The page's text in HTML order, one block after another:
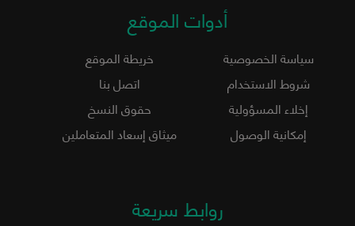
أدوات الموقع
سياسة الخصوصية
خريطة الموقع
شروط الاستخدام
اتصل بنا
إخلاء المسؤولية
حقوق النسخ
إمكانية الوصول
ميثاق إسعاد المتعاملين
روابط سريعة